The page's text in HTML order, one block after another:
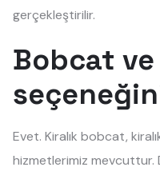
gerçekleştirilir.
Bobcat ve
Evet. Kiralık bobcat,
hizmetlerimiz mevcuttur.